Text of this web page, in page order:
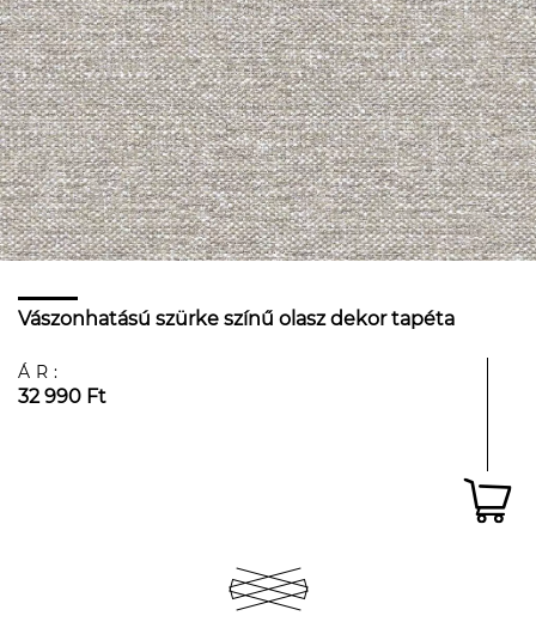
Vászonhatású szürke színű olasz dekor tapéta
ÁR:
32 990 Ft